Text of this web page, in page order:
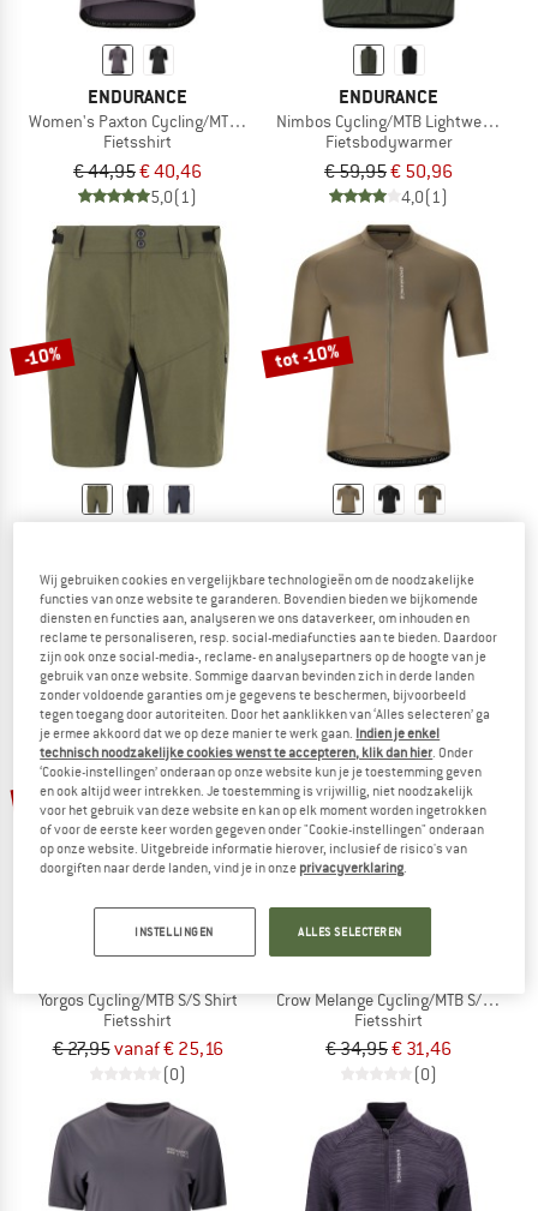
ENDURANCE
Women's Paxton Cycling/MTB S/S Jersey
Fietsshirt
€ 44,95€ 40,46
5,0(1)
ENDURANCE
Nimbos Cycling/MTB Lightweight
Fietsbodywarmer
€ 59,95€ 50,96
4,0(1)
-10%
Fietsbroek
€ 69,95€ 62,96
3,3(3)
tot -10%
Fietsshirt
€ 39,95vanaf € 35,96
2,0(1)
tot -10%
Yorgos Cycling/MTB S/S Shirt
Fietsshirt
€ 27,95vanaf € 25,16
(0)
-10%
Crow Melange Cycling/MTB S/S Shirt
Fietsshirt
€ 34,95€ 31,46
(0)
Wij gebruiken cookies en vergelijkbare technologieën om de noodzakelijke
functies van onze website te garanderen. Bovendien bieden we bijkomende
diensten en functies aan, analyseren we ons dataverkeer, om inhouden en
reclame te personaliseren, resp. social-mediafuncties aan te bieden. Daardoor
zijn ook onze social-media-, reclame- en analysepartners op de hoogte van je
gebruik van onze website. Sommige daarvan bevinden zich in derde landen
zonder voldoende garanties om je gegevens te beschermen, bijvoorbeeld
tegen toegang door autoriteiten. Door het aanklikken van ‘Alles selecteren’ ga
je ermee akkoord dat we op deze manier te werk gaan. Indien je enkel
technisch noodzakelijke cookies wenst te accepteren, klik dan hier. Onder
‘Cookie-instellingen’ onderaan op onze website kun je je toestemming geven
en ook altijd weer intrekken. Je toestemming is vrijwillig, niet noodzakelijk
voor het gebruik van deze website en kan op elk moment worden ingetrokken
of voor de eerste keer worden gegeven onder "Cookie-instellingen" onderaan
op onze website. Uitgebreide informatie hierover, inclusief de risico's van
doorgiften naar derde landen, vind je in onze privacyverklaring.
INSTELLINGEN ALLES SELECTEREN